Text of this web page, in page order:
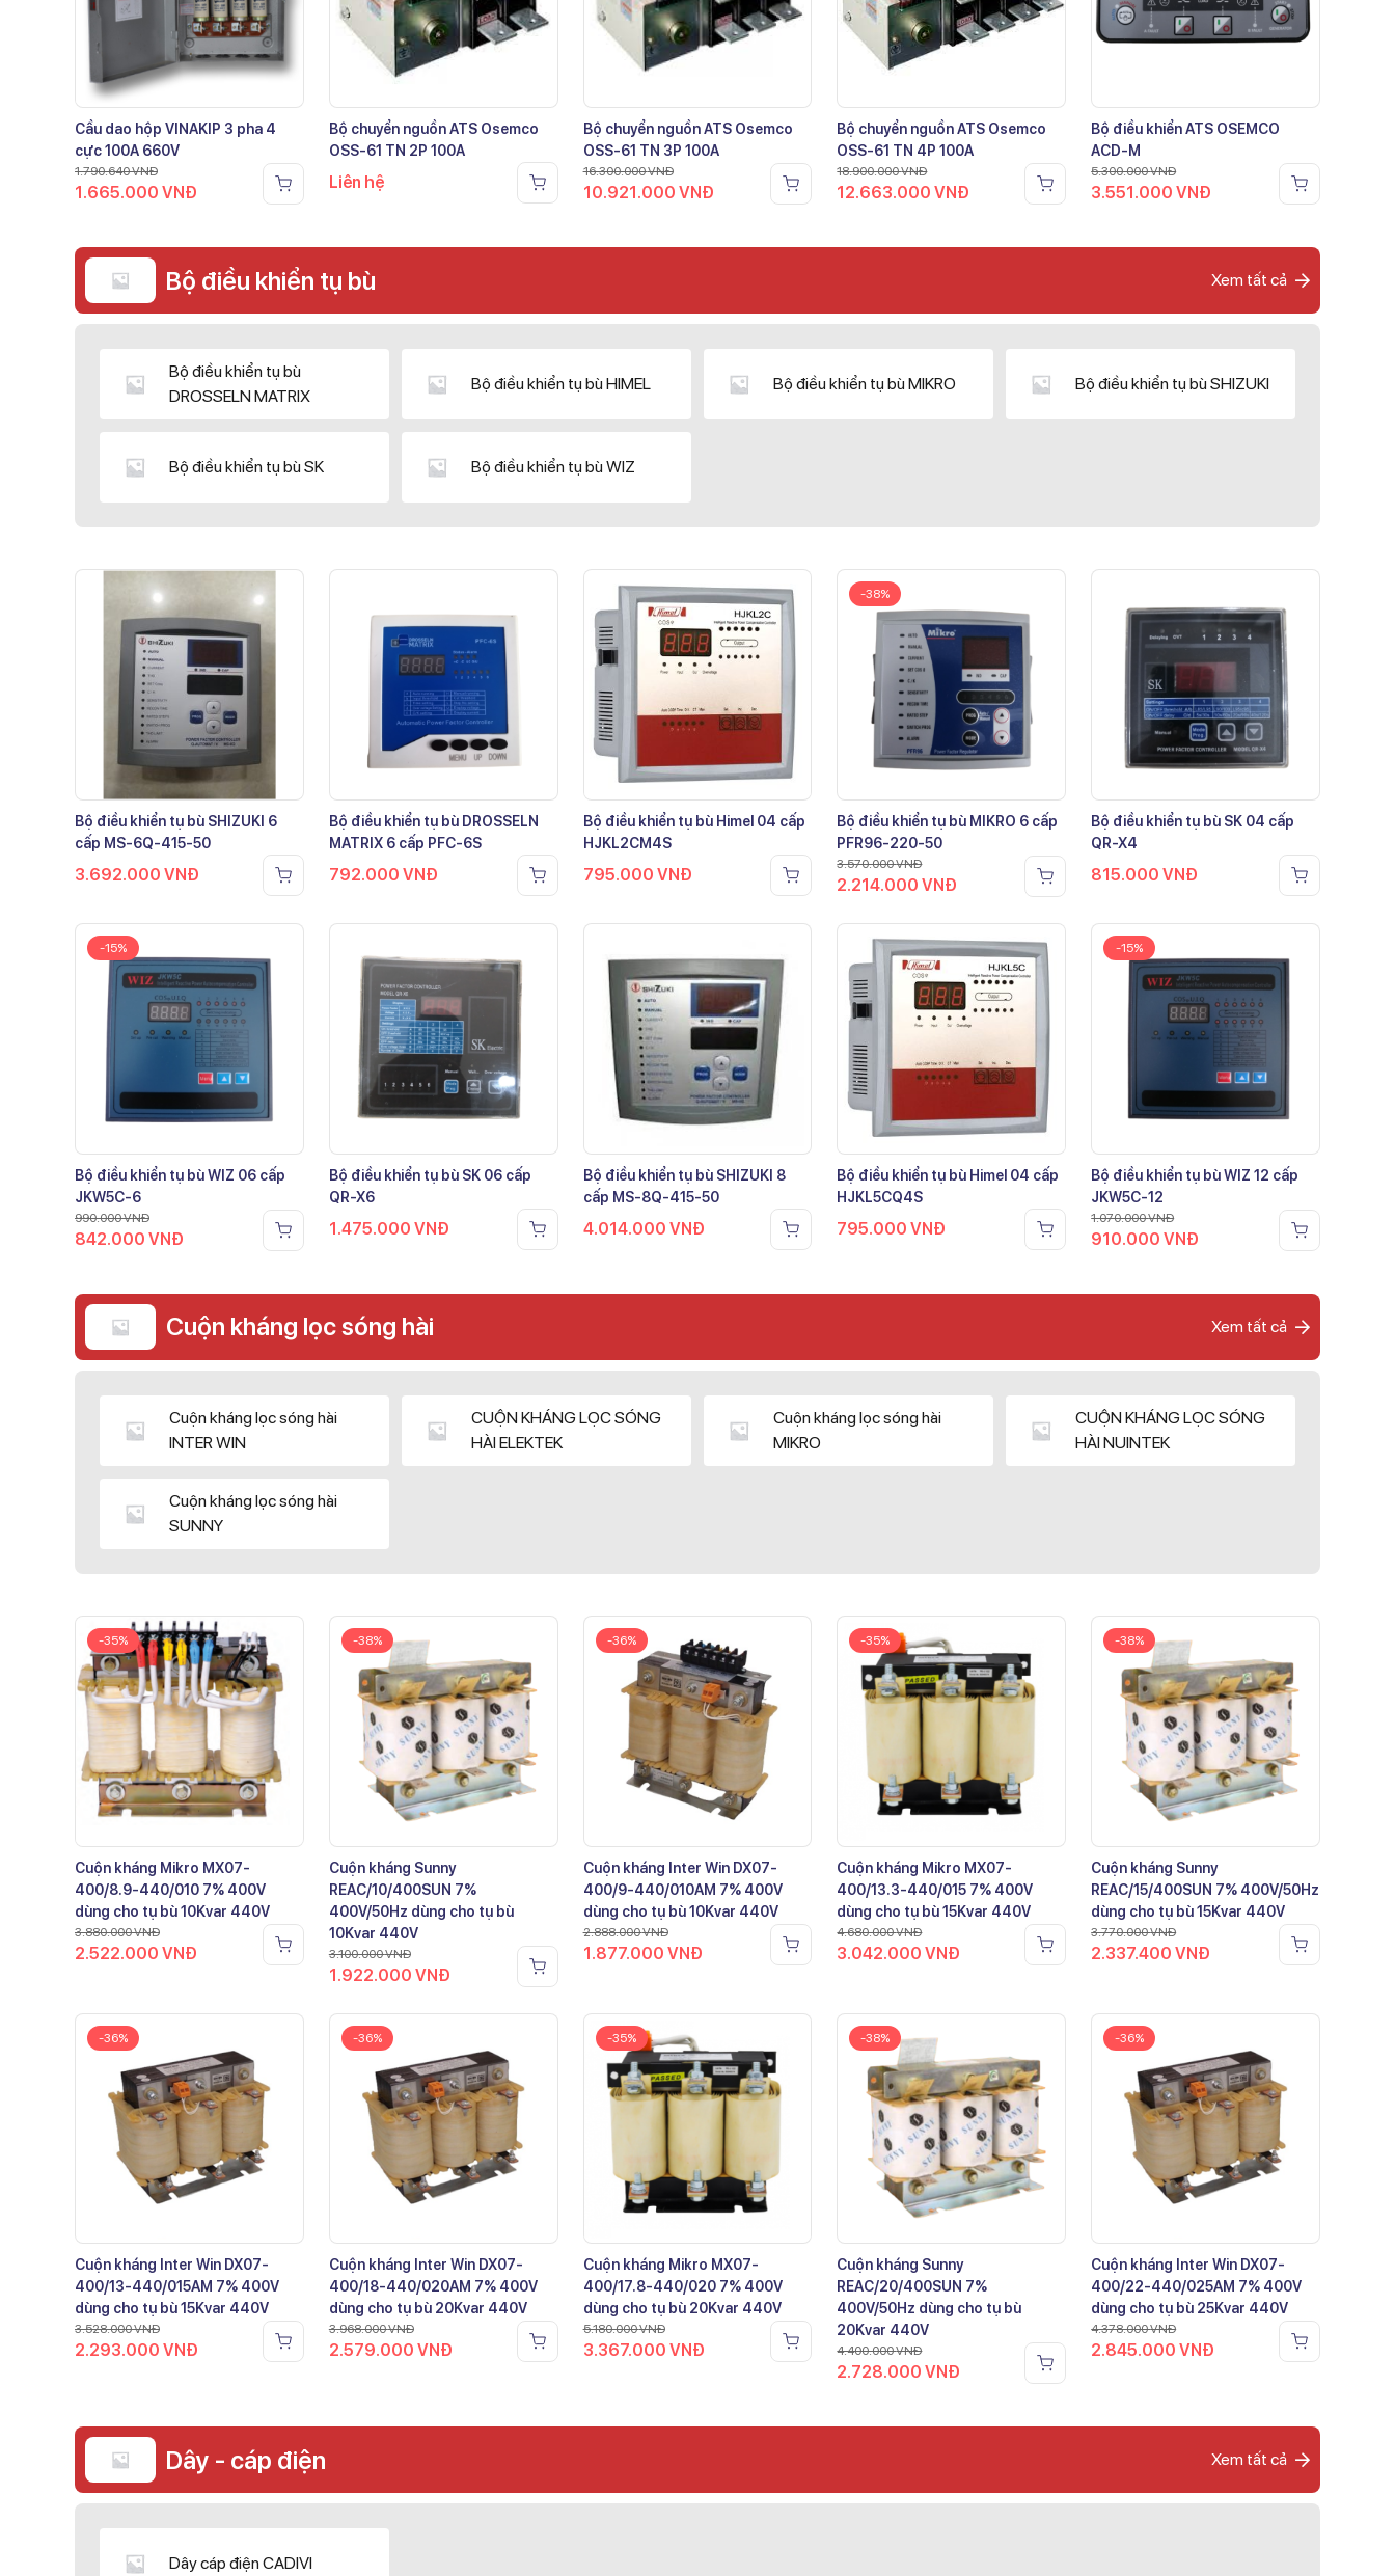
Cầu dao hộp VINAKIP 3 pha 4
cực 100A 660V
1.790.640VNĐ
1.665.000 VNĐ
Bộ chuyển nguồn ATS Osemco
OSS-61 TN 2P 100A
Liên hệ
Bộ chuyển nguồn ATS Osemco
OSS-61 TN 3P 100A
16.300.000VNĐ
10.921.000 VNĐ
Bộ chuyển nguồn ATS Osemco
OSS-61 TN 4P 100A
18.900.000VNĐ
12.663.000VNĐ
Bộ điều khiển ATS OSEMCO
ACD-M
5.300.000VNĐ
3.551.000VNĐ
Bộ điều khiển tụ bù Xem tất cả
Bộ điều khiển tụ bù
DROSSELN MATRIX
Bộ điều khiển tụ bù HIMEL Bộ điều khiển tụ bù MIKRO Bộ điều khiển tụ bù SHIZUKI
Bộ điều khiển tụ bù SK Bộ điều khiển tụ bù WIZ
Bộ điều khiển tụ bù SHIZUKI 6
cấp MS-6Q-415-50
3.692.000 VNĐ
Bộ điều khiển tụ bù DROSSELN
MATRIX 6 cấp PFC-6S
792.000 VNĐ
Bộ điều khiển tụ bù Himel 04 cấp
HJKL2CM4S
795.000 VNĐ
-38%
Bộ điều khiển tụ bù MIKRO 6 cấp
PFR96-220-50
3.570.000VNĐ
2.214.000VNĐ
Bộ điều khiển tụ bù SK 04 cấp
QR-X4
815.000VNĐ
-15%
Bộ điều khiển tụ bù WIZ 06 cấp
JKW5C-6
990.000VNĐ
842.000 VNĐ
Bộ điều khiển tụ bù SK 06 cấp
QR-X6
1.475.000 VNĐ
Bộ điều khiển tụ bù SHIZUKI 8
cấp MS-8Q-415-50
4.014.000 VNĐ
Bộ điều khiển tụ bù Himel 04 cấp
HJKL5CQ4S
795.000VNĐ
-15%
Bộ điều khiển tụ bù WIZ 12 cấp
JKW5C-12
1.070.000VNĐ
910.000VNĐ
Cuộn kháng lọc sóng hài Xem tất cả
Cuộn kháng lọc sóng hài
INTER WIN
CUỘN KHÁNG LỌC SÓNG
HÀI ELEKTEK
Cuộn kháng lọc sóng hài
MIKRO
CUỘN KHÁNG LỌC SÓNG
HÀI NUINTEK
Cuộn kháng lọc sóng hài
SUNNY
-35%
Cuộn kháng Mikro MX07-
400/8.9-440/010 7% 400V
dùng cho tụ bù 10Kvar 440V
3.880.000VNĐ
2.522.000 VNĐ
-38%
Cuộn kháng Sunny
REAC/10/400SUN 7%
400V/50Hz dùng cho tụ bù
10Kvar 440V
3.100.000VNĐ
1.922.000 VNĐ
-36%
Cuộn kháng Inter Win DX07-
400/9-440/010AM 7% 400V
dùng cho tụ bù 10Kvar 440V
2.888.000VNĐ
1.877.000 VNĐ
-35%
Cuộn kháng Mikro MX07-
400/13.3-440/015 7% 400V
dùng cho tụ bù 15Kvar 440V
4.680.000VNĐ
3.042.000VNĐ
-38%
Cuộn kháng Sunny
REAC/15/400SUN 7% 400V/50Hz
dùng cho tụ bù 15Kvar 440V
3.770.000VNĐ
2.337.400VNĐ
-36%
Cuộn kháng Inter Win DX07-
400/13-440/015AM 7% 400V
dùng cho tụ bù 15Kvar 440V
3.528.000VNĐ
2.293.000 VNĐ
-36%
Cuộn kháng Inter Win DX07-
400/18-440/020AM 7% 400V
dùng cho tụ bù 20Kvar 440V
3.968.000VNĐ
2.579.000 VNĐ
-35%
Cuộn kháng Mikro MX07-
400/17.8-440/020 7% 400V
dùng cho tụ bù 20Kvar 440V
5.180.000VNĐ
3.367.000 VNĐ
-38%
Cuộn kháng Sunny
REAC/20/400SUN 7%
400V/50Hz dùng cho tụ bù
20Kvar 440V
4.400.000VNĐ
2.728.000VNĐ
-36%
Cuộn kháng Inter Win DX07-
400/22-440/025AM 7% 400V
dùng cho tụ bù 25Kvar 440V
4.378.000VNĐ
2.845.000VNĐ
Dây - cáp điện Xem tất cả
Dây cáp điện CADIVI